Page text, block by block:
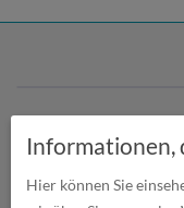
Leinwanddruck
Informationen,
Hier können Sie